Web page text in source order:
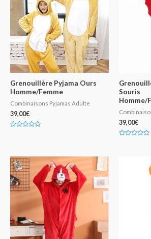
Grenouillère Pyjama Ours
Homme/Femme
Combinaisons Pyjamas Adulte
39,00€
0
s
u
r
5
Souris
Homme/
39,00€